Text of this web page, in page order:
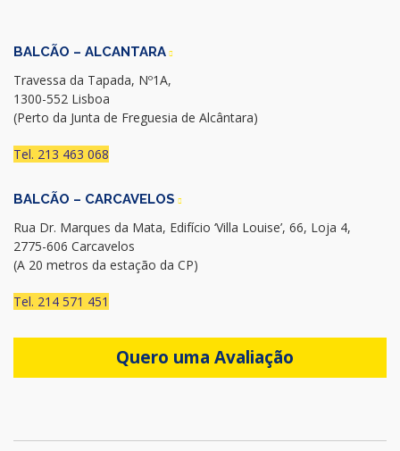
BALCÃO – ALCANTARA
Travessa da Tapada, Nº1A,
1300-552 Lisboa
(Perto da Junta de Freguesia de Alcântara)
Tel. 213 463 068
BALCÃO – CARCAVELOS
Rua Dr. Marques da Mata, Edifício ‘Villa Louise’, 66, Loja 4,
2775-606 Carcavelos
(A 20 metros da estação da CP)
Tel. 214 571 451
Quero uma Avaliação